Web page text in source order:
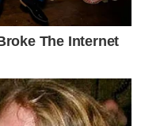
The Internet